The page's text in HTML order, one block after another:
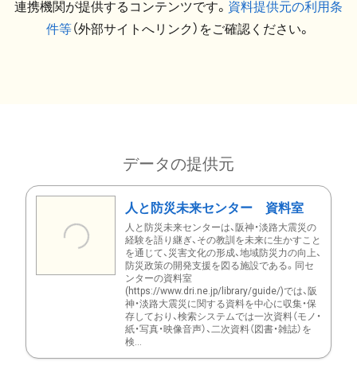
連携機関が提供するコンテンツです。 資料提供元の利用条
件等（外部サイトへリンク）をご確認ください。
データの提供元
人と防災未来センター 資料室
人と防災未来センターは、阪神・淡路大震災の
経験を語り継ぎ、その教訓を未来に生かすこと
を通じて、災害文化の形成、地域防災力の向上、
防災政策の開発支援を図る施設である。同セ
ンターの資料室
(https://www.dri.ne.jp/library/guide/)では、阪
神・淡路大震災に関する資料を中心に収集・保
存しており、検索システムでは一次資料（モノ・
紙・写真・映像音声）、二次資料（図書・雑誌）を
検...